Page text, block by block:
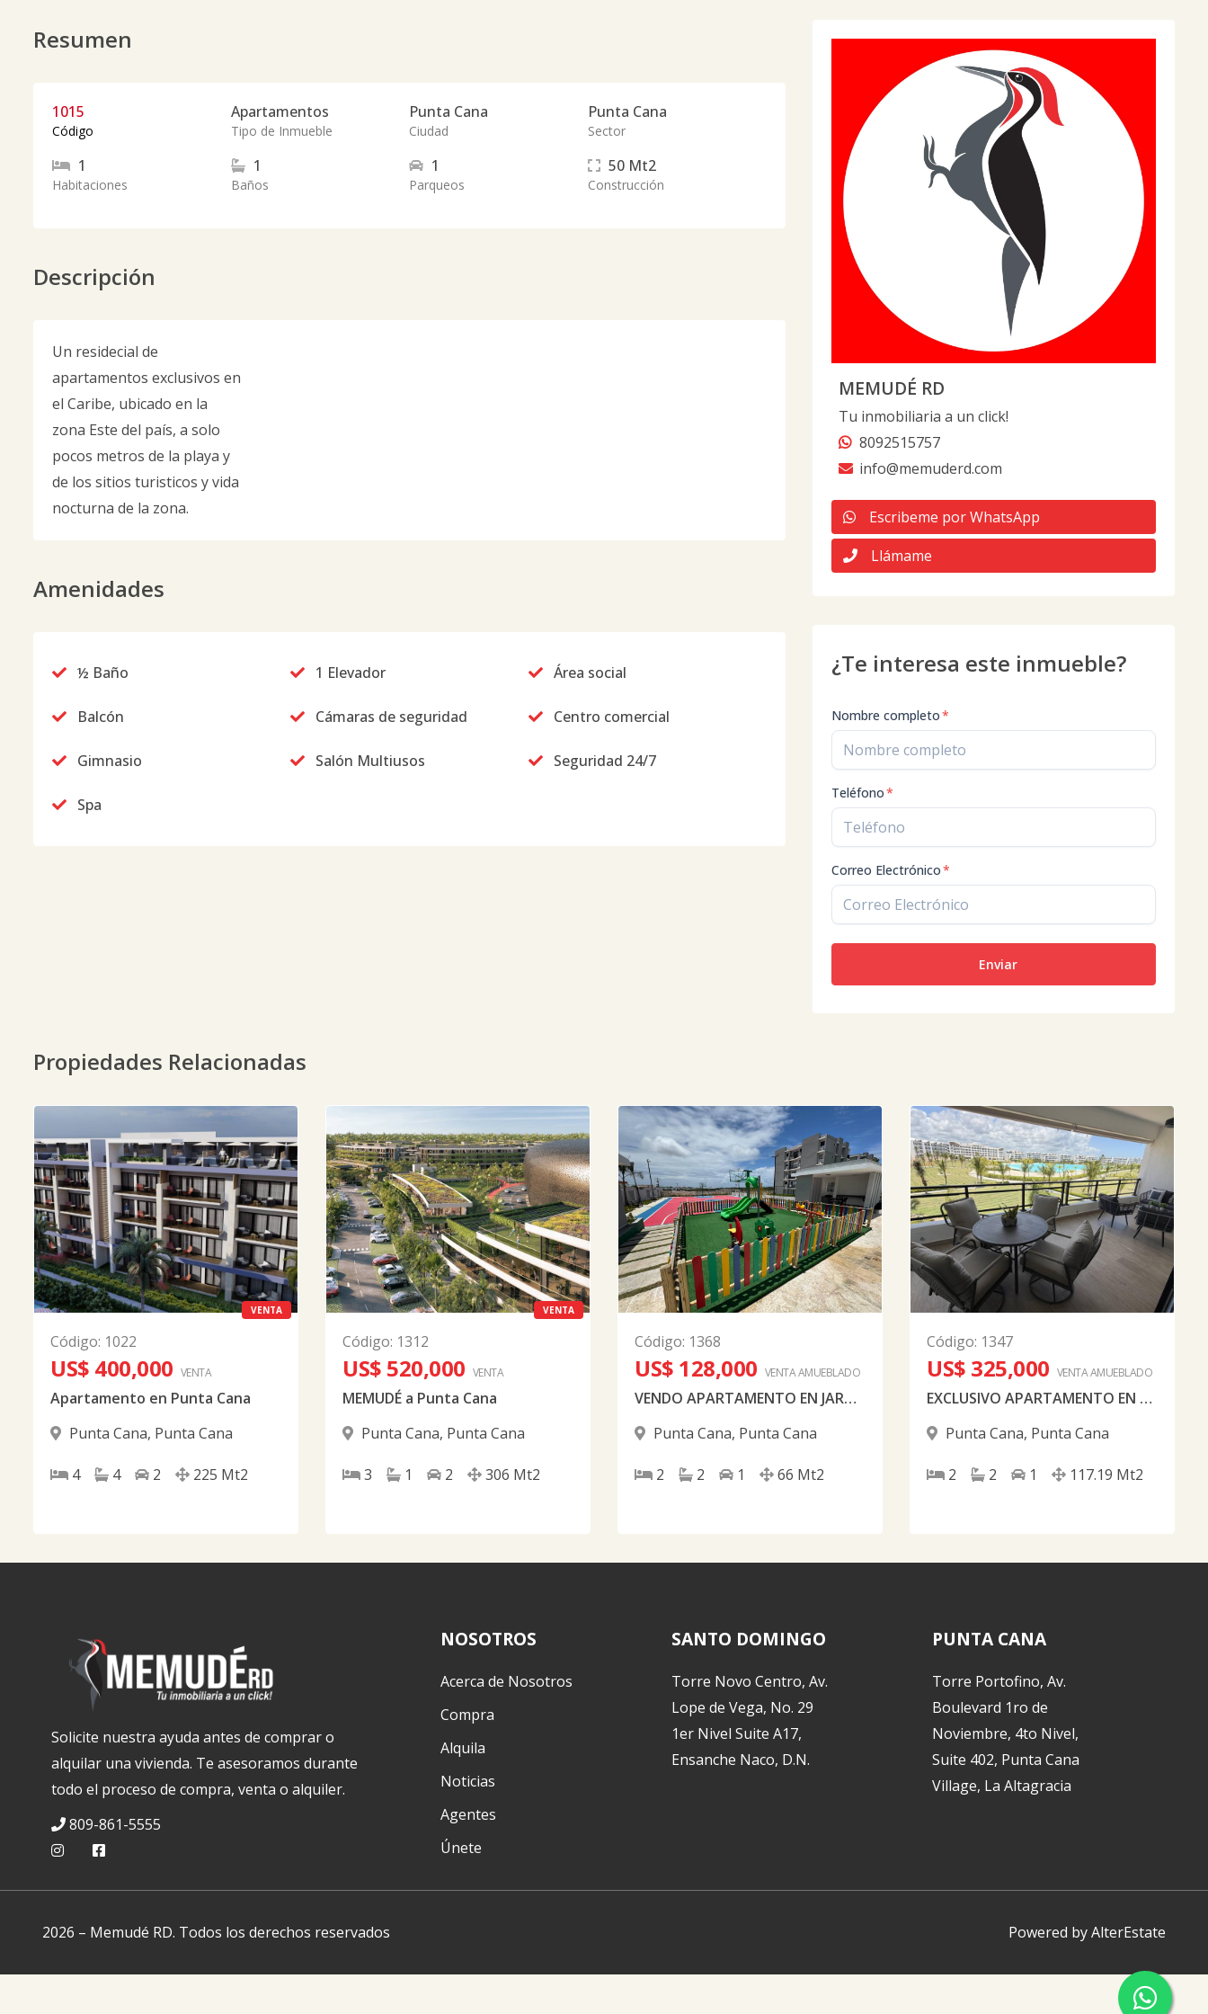
Resumen
1015
Código
Apartamentos
Tipo de Inmueble
Punta Cana
Ciudad
Punta Cana
Sector
1
Habitaciones
1
Baños
1
Parqueos
50 Mt2
Construcción
Descripción
Un residecial de
apartamentos exclusivos en
el Caribe, ubicado en la
zona Este del país, a solo
pocos metros de la playa y
de los sitios turisticos y vida
nocturna de la zona.
Amenidades
½ Baño 1 Elevador Área social
Balcón Cámaras de seguridad Centro comercial
Gimnasio Salón Multiusos Seguridad 24/7
Spa
MEMUDÉ RD
Tu inmobiliaria a un click!
8092515757
info@memuderd.com
Escribeme por WhatsApp
Llámame
¿Te interesa este inmueble?
Nombre completo*
Teléfono*
Correo Electrónico*
Enviar
Propiedades Relacionadas
VENTA
Código: 1022
US$ 400,000 VENTA
Apartamento en Punta Cana
Punta Cana, Punta Cana
4 4 2 225 Mt2
VENTA
Código: 1312
US$ 520,000 VENTA
MEMUDÉ a Punta Cana
Punta Cana, Punta Cana
3 1 2 306 Mt2
Código: 1368
US$ 128,000 VENTA AMUEBLADO
VENDO APARTAMENTO EN JARDINES III EN PUNTA CANA AMUEBLADO NUEVO A ESTRENAR
Punta Cana, Punta Cana
2 2 1 66 Mt2
Código: 1347
US$ 325,000 VENTA AMUEBLADO
EXCLUSIVO APARTAMENTO EN THE BESCH PUNTA CANA COMPLETAMENTE AMUEBLADO
Punta Cana, Punta Cana
2 2 1 117.19 Mt2
Solicite nuestra ayuda antes de comprar o
alquilar una vivienda. Te asesoramos durante
todo el proceso de compra, venta o alquiler.
809-861-5555
NOSOTROS
Acerca de Nosotros
Compra
Alquila
Noticias
Agentes
Únete
SANTO DOMINGO
Torre Novo Centro, Av.
Lope de Vega, No. 29
1er Nivel Suite A17,
Ensanche Naco, D.N.
PUNTA CANA
Torre Portofino, Av.
Boulevard 1ro de
Noviembre, 4to Nivel,
Suite 402, Punta Cana
Village, La Altagracia
2026 – Memudé RD. Todos los derechos reservados Powered byAlterEstate